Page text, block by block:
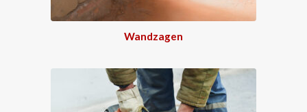
Wandzagen